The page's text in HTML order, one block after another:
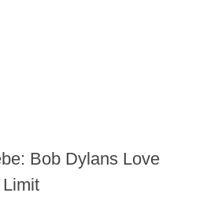
Bob Dylans Love